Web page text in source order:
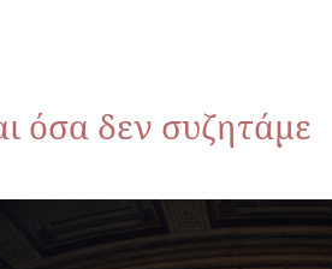
όσα δεν συζητάμε